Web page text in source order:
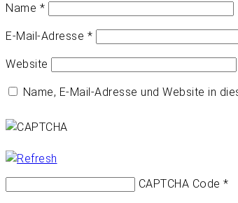
Name *
E-Mail-Adresse *
Website
Name, E-Mail-Adresse und Website in
CAPTCHA Code *